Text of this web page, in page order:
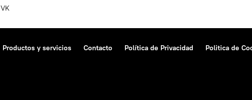
VK
Productos y servicios Contacto Política de Privacidad Politica de